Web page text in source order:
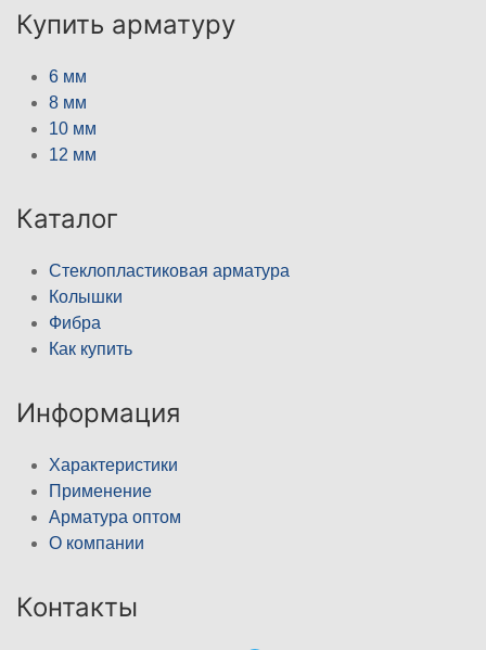
Купить арматуру
6 мм
8 мм
10 мм
12 мм
Каталог
Стеклопластиковая арматура
Колышки
Фибра
Как купить
Информация
Характеристики
Применение
Арматура оптом
О компании
Контакты